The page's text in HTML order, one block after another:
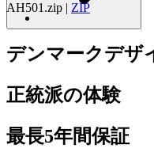
AH501.zip | ZIP
デンマークデザ
正統派の体験
最長5年間保証